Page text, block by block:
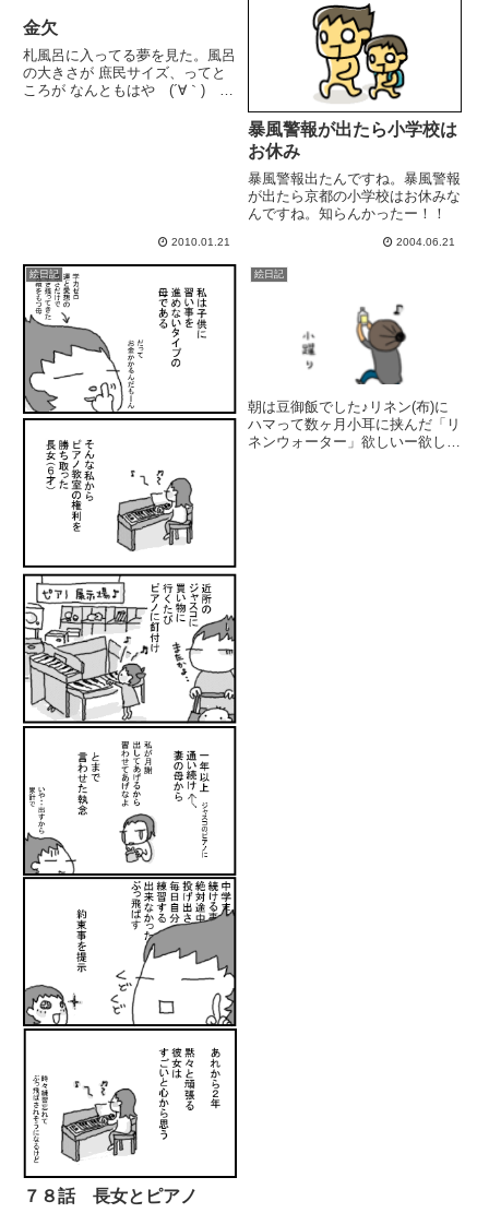
金欠
札風呂に入ってる夢を見た。風呂
の大きさが 庶民サイズ、ってと
ころが なんともはや (´∀｀)ゞイ
2010.01.21
暴風警報が出たら小学校は
お休み
暴風警報出たんですね。暴風警報
が出たら京都の小学校はお休みな
んですね。知らんかったー！！
2004.06.21
絵日記
７８話 長女とピアノ
絵日記
朝は豆御飯でした♪リネン(布)に
ハマって数ヶ月小耳に挟んだ「リ
ネンウォーター」欲しいー欲しい